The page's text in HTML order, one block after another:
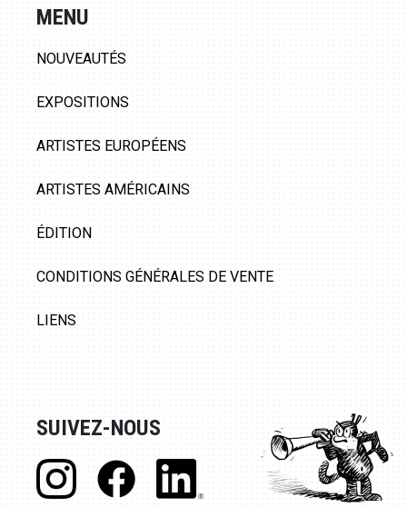
MENU
NOUVEAUTÉS
EXPOSITIONS
ARTISTES EUROPÉENS
ARTISTES AMÉRICAINS
ÉDITION
CONDITIONS GÉNÉRALES DE VENTE
LIENS
SUIVEZ-NOUS